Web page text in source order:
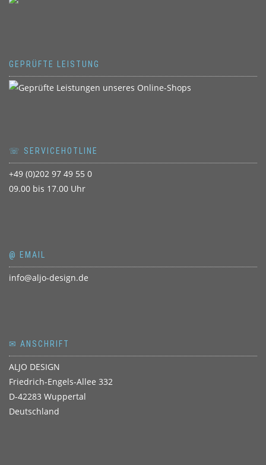
GEPRÜFTE LEISTUNG
☏ SERVICEHOTLINE
+49 (0)202 97 49 55 0
09.00 bis 17.00 Uhr
@ EMAIL
info@aljo-design.de
✉ ANSCHRIFT
ALJO DESIGN
Friedrich-Engels-Allee 332
D-42283 Wuppertal
Deutschland